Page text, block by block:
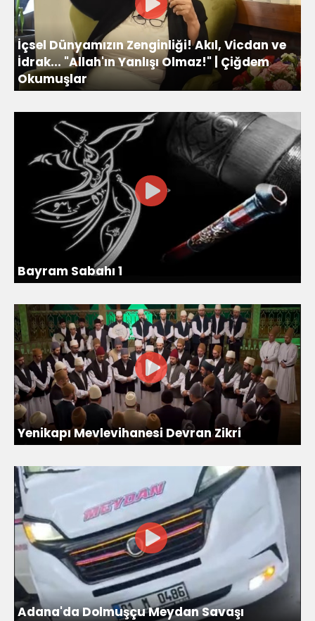
İçsel Dünyamızın Zenginliği! Akıl, Vicdan ve
İdrak... "Allah'ın Yanlışı Olmaz!" | Çiğdem
Okumuşlar
Bayram Sabahı 1
Yenikapı Mevlevihanesi Devran Zikri
Adana'da Dolmuşçu Meydan Savaşı